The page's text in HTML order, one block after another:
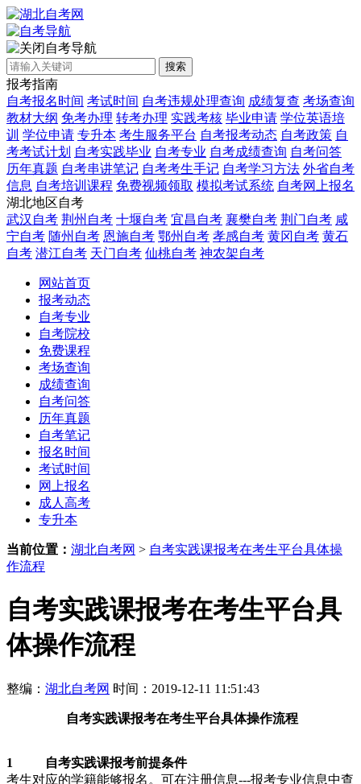
自考导航
搜索
报考指南
自考报名时间 考试时间 自考违规处理查询 成绩复查 考场查询
教材大纲 免考办理 转考办理 实践考核 毕业申请 学位英语培
训 学位申请 专升本 考生服务平台 自考报考动态 自考政策 自
考考试计划 自考实践毕业 自考专业 自考成绩查询 自考问答
历年真题 自考串讲笔记 自考考生手记 自考学习方法 外省自考
信息 自考培训课程 免费视频领取 模拟考试系统 自考网上报名
湖北地区自考
武汉自考 荆州自考 十堰自考 宜昌自考 襄樊自考 荆门自考 咸
宁自考 随州自考 恩施自考 鄂州自考 孝感自考 黄冈自考 黄石
自考 潜江自考 天门自考 仙桃自考 神农架自考
网站首页
报考动态
自考专业
自考院校
免费课程
考场查询
成绩查询
自考问答
历年真题
自考笔记
报名时间
考试时间
网上报名
成人高考
专升本
当前位置： 湖北自考网 > 自考实践课报考在考生平台具体操
作流程
自考实践课报考在考生平台具
体操作流程
整编： 湖北自考网 时间：2019-12-11 11:51:43
自考实践课报考在考生平台具体操作流程
1 自考实践课报考前提条件
考生对应的学籍能够报名。可在注册信息---报考专业信息中查